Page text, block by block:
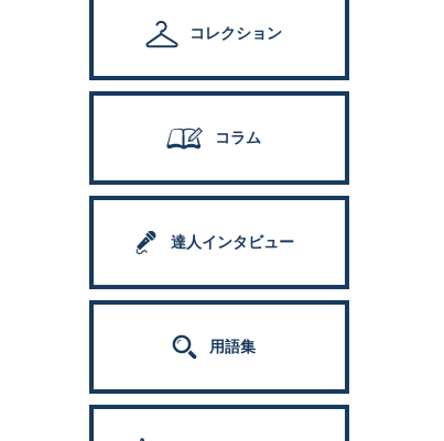
コレクション
コラム
達人インタビュー
用語集